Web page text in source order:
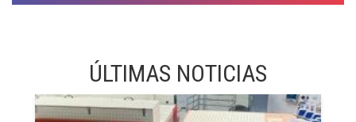
ÚLTIMAS NOTICIAS